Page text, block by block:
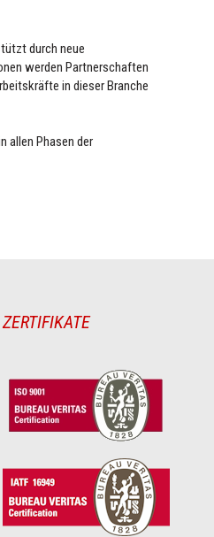
durch neue
werden Partnerschaften
in dieser Branche
allen Phasen der
ZERTIFIKATE